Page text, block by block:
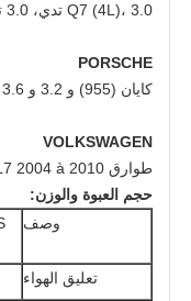
Q7 (4L)، 3.0 تدي، 3.0 تسي، 3.6 فسي، 4.2 فسي، 4.2 تدي، 6.0 تدي
PORSCHE
كايان (955) و 3.2 و 3.6 و غس 4.8 و S4.5 و S4.8 و توربو 4.5 و توربو S 4.5 و توربو S 4.8
VOLKSWAGEN
طوارق 7LA 7L6 7L7 2004 à 2010 و 2.5 R5 تدي و 3.0 تدي و 3.2 V6 و 3.6 V6 فسي و 4.2 V8 و 5.0 R50 تدي و 6.0 W12
حجم العبوة والوزن:
وصف
تعليق الهواء